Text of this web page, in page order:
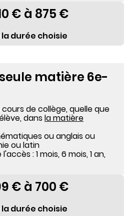
€ à 875 €
durée choisie
matière 6e-
de collège, quelle que
dansla matière
ou anglais ou
ou latin
: 1 mois, 6 mois, 1 an,
€ à 700 €
durée choisie